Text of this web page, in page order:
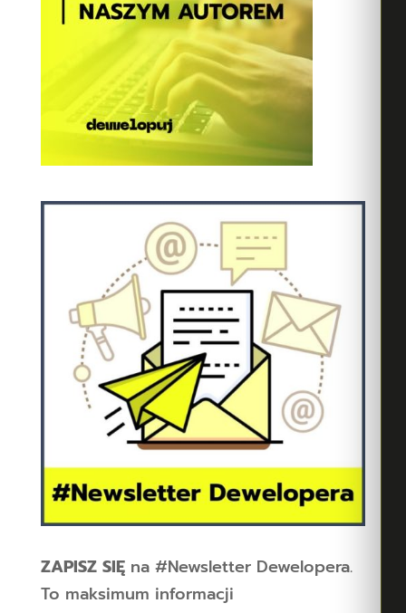
ZAPISZ SIĘ na #Newsletter Dewelopera.
To maksimum informacji